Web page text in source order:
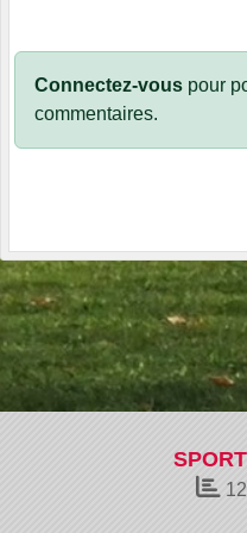
Connectez-vous pour
commentaires.